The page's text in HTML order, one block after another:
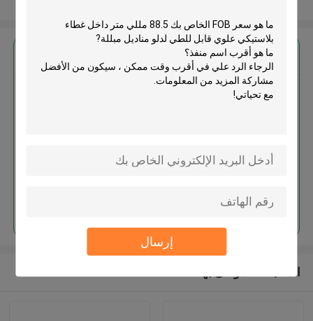
إرسال
احصل على افضل سعر ل
المنتجات الموصى بها